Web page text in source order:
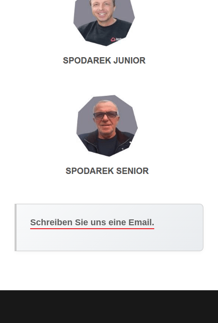
Schreiben Sie uns eine Email.